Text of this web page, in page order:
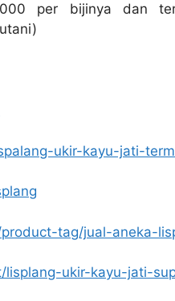
per bijinya dan
ukir-kayu-jati-
tag/jual-aneka-
ukir-kayu-jati-